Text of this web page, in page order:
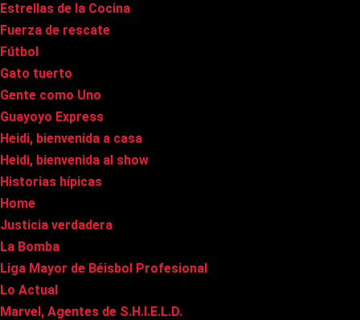
Estrellas de la Cocina
Fuerza de rescate
Fútbol
Gato tuerto
Gente como Uno
Guayoyo Express
Heidi, bienvenida a casa
Heidi, bienvenida al show
Historias hípicas
Home
Justicia verdadera
La Bomba
Liga Mayor de Béisbol Profesional
Lo Actual
Marvel, Agentes de S.H.I.E.L.D.